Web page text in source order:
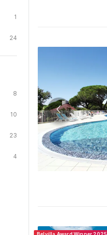
1
24
8
10
23
4